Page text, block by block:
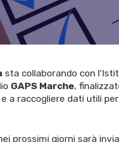
sta collaborando con
GAPS Marche,
a raccogliere dati utili
prossimi giorni sarà